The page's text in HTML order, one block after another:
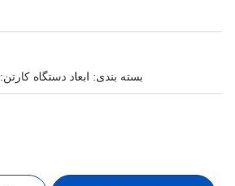
بسته بندی: ابعاد دستگاه کارتن: 330 330 320 میلی متر